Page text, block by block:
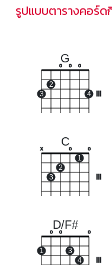
รูปแบบตารางคอร์
G
3
2
o o o
4
C
x
3
2
o
1
o
D/F#
1
o o
3
4
o